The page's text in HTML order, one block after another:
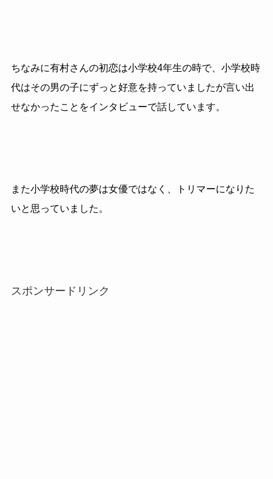
ちなみに有村さんの初恋は小学校4年生の時で、小学校時
代はその男の子にずっと好意を持っていましたが言い出
せなかったことをインタビューで話しています。
また小学校時代の夢は女優ではなく、トリマーになりた
いと思っていました。
スポンサードリンク